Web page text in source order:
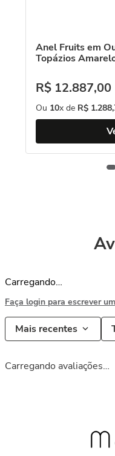
Anel Fruits em
Topázios
R$ 12.887,00
Ou 10x de R$ 1.288,
Carregando…
Faça login para escrever
Mais recentes
Carregando avaliações…